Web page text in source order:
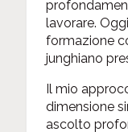
lavorare.
formazione
junghiano
Il mio
dimensione
ascolto